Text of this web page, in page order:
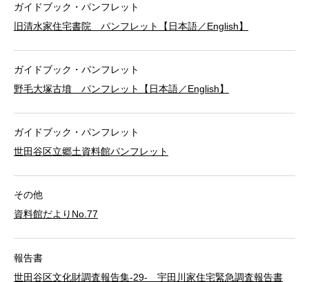
ガイドブック・パンフレット
旧清水家住宅書院 パンフレット【日本語／English】
ガイドブック・パンフレット
野毛大塚古墳 パンフレット【日本語／English】
ガイドブック・パンフレット
世田谷区立郷土資料館パンフレット
その他
資料館だよりNo.77
報告書
世田谷区文化財調査報告集-29- 宇田川家住宅緊急調査報告書